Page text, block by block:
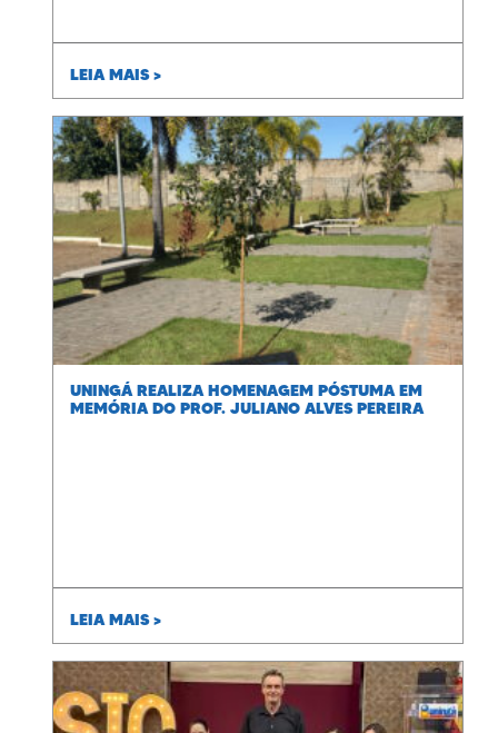
LEIA MAIS >
UNINGÁ REALIZA HOMENAGEM PÓSTUMA EM
MEMÓRIA DO PROF. JULIANO ALVES PEREIRA
LEIA MAIS >